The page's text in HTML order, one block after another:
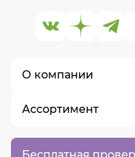
Бесплатная
О компании
О нас
Контакты
Ассортимент